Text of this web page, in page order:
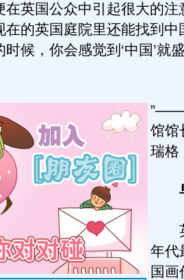
在英国公众中引起很大的注
在的英国庭院里还能找到中
候，你会感觉到‘中国’就
馆馆
瑞格
英
年代
国